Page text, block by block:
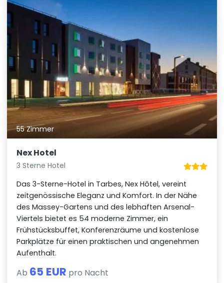
55 Zimmer
Nex Hotel
3 Sterne Hotel
Das 3-Sterne-Hotel in Tarbes, Nex Hôtel, vereint
zeitgenössische Eleganz und Komfort. In der Nähe
des Massey-Gartens und des lebhaften Arsenal-
Viertels bietet es 54 moderne Zimmer, ein
Frühstücksbuffet, Konferenzräume und kostenlose
Parkplätze für einen praktischen und angenehmen
Aufenthalt.
Ab 65 EUR pro Nacht